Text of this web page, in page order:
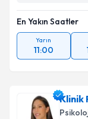
En Yakın Saatler
Yarın
11:00
Klinik